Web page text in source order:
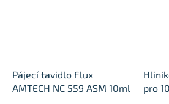
Pájecí tavidlo Flux
AMTECH NC 559 ASM 10ml
pro